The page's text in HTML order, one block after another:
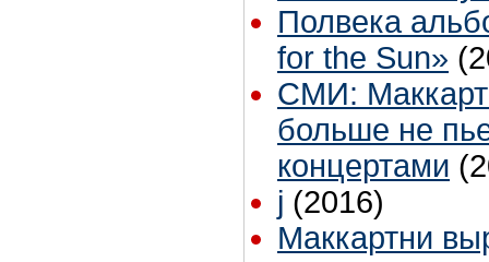
Полвека
for the Sun»
СМИ:
больше не
концертами
j (2016)
Маккартни